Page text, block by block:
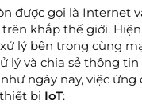
được gọi là Internet
khắp thế giới.
lý bên trong cùng
lý và chia sẻ thông tin
ngày nay, việc ứng
bị IoT: